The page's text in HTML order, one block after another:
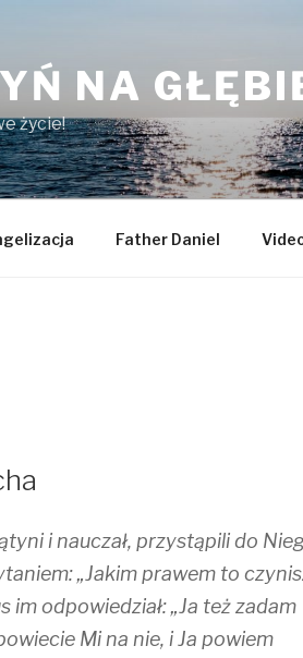
NA
życie!
Father Daniel
i nauczał, przystąpili do
„Jakim prawem to
im odpowiedział: „Ja też zadam
Mi na nie, i Ja powiem